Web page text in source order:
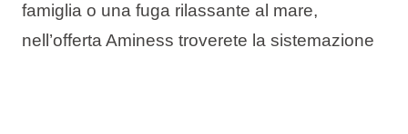
famiglia o una fuga rilassante al mare,
nell’offerta Aminess troverete la sistemazione